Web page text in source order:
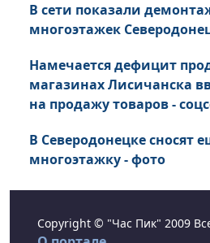
В сети показали
многоэтажек
Намечается дефицит
магазинах Лисичанска
на продажу товаров -
В Северодонецке сносят
многоэтажку - фото
Copyright © "Час Пик" 2009